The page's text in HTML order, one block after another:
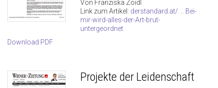
Von Franziska Zoidl
Link zum Artikel: derstandard.at/ ... Bei-
mir-wird-alles-der-Art-brut-
untergeordnet
Download PDF
Projekte der Leidenschaft